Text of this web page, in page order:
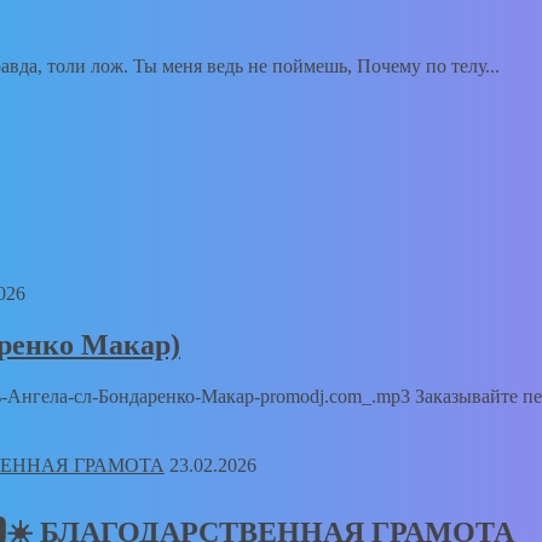
толи лож. Ты меня ведь не поймешь, Почему по телу...
Макар)
сл-Бондаренко-Макар-promodj.com_.mp3 Заказывайте
23.02.2026
БЛАГОДАРСТВЕННАЯ ГРАМОТА